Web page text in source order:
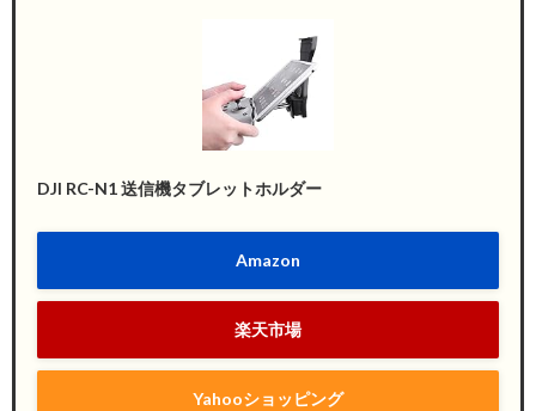
DJI RC-N1 送信機タブレットホルダー
Amazon
楽天市場
Yahooショッピング